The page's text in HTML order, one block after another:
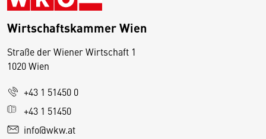
Wirtschaftskammer Wien
Straße der Wiener Wirtschaft 1
1020 Wien
+43 1 51450 0
+43 1 51450
info@wkw.at
D
e